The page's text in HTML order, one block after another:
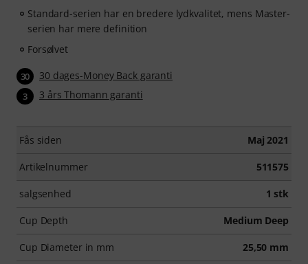
Standard-serien har en bredere lydkvalitet, mens Master-
serien har mere definition
Forsølvet
30 30 dages-Money Back garanti
3 3 års Thomann garanti
Fås siden Maj 2021
Artikelnummer 511575
salgsenhed 1 stk
Cup Depth Medium Deep
Cup Diameter in mm 25,50 mm